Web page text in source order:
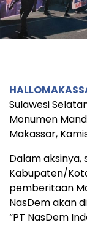
Sulawesi
Monumen
Makassar,
Dalam aksinya,
Kabupaten/
pemberitaan
NasDem akan
“PT NasDem